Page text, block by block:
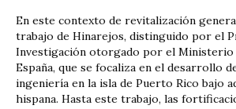
En este contexto de revitalización
trabajo de Hinarejos, distinguido por el
Investigación otorgado por el Ministerio
España, que se focaliza en el desarrollo
ingeniería en la isla de Puerto Rico bajo
hispana. Hasta este trabajo, las